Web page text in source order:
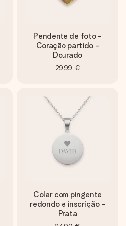
Pendente de foto -
Coração partido -
Dourado
29,99 €
Colar com pingente
redondo e inscrição -
Prata